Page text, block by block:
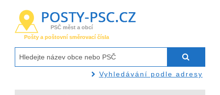
PSČ měst a obcí
Pošty a poštovní směrovací čísla
Vyhledávání podle adresy